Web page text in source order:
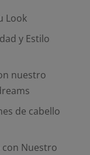
Look
y Estilo
nuestro
de cabello
con Nuestro